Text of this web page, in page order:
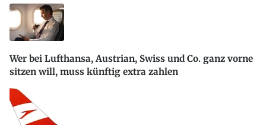
Wer bei Lufthansa, Austrian, Swiss und Co. ganz vorne
sitzen will, muss künftig extra zahlen